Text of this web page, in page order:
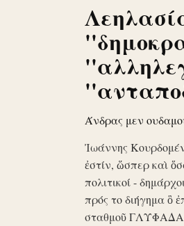
Άνδρας μεν
Ἰωάννης
ἐστίν, ὥσπερ καὶ
πολιτικοί -
πρός το διήγημα ὃ
σταθμοῦ ΓΛΥΦΑΔΑ